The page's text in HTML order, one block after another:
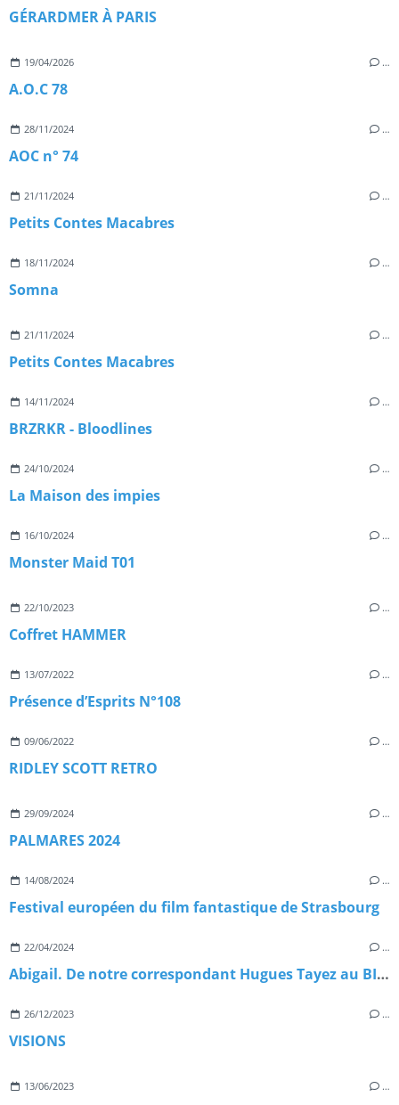
GÉRARDMER À PARIS
19/04/2026 …
A.O.C 78
28/11/2024 …
AOC n° 74
21/11/2024 …
Petits Contes Macabres
18/11/2024 …
Somna
21/11/2024 …
Petits Contes Macabres
14/11/2024 …
BRZRKR - Bloodlines
24/10/2024 …
La Maison des impies
16/10/2024 …
Monster Maid T01
22/10/2023 …
Coffret HAMMER
13/07/2022 …
Présence d’Esprits N°108
09/06/2022 …
RIDLEY SCOTT RETRO
29/09/2024 …
PALMARES 2024
14/08/2024 …
Festival européen du film fantastique de Strasbourg
22/04/2024 …
Abigail. De notre correspondant Hugues Tayez au BIFFF 2024
26/12/2023 …
VISIONS
13/06/2023 …